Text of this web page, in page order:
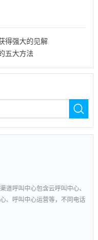
得强大的见解
五大方法
道呼叫中心包含云呼叫中心、
、呼叫中心运营等，不同电话